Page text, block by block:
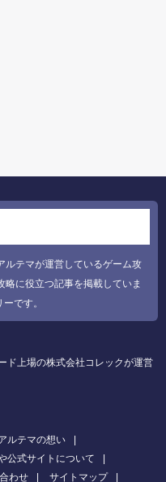
ルテマが運営しているゲーム攻
に役立つ記事を掲載していま
です。
ド上場の株式会社コレックが運営
ルテマの想い
公式サイトについて
わせ サイトマップ